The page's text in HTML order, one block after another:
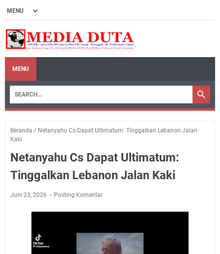
MENU
Beranda / Netanyahu Cs Dapat Ultimatum: Tinggalkan Lebanon Jalan
Kaki
Netanyahu Cs Dapat Ultimatum:
Tinggalkan Lebanon Jalan Kaki
Juni 23, 2026 Posting Komentar